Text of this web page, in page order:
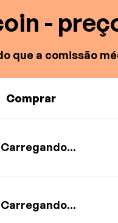
-
que a comissão
Comprar
Carregando...
Carregando...